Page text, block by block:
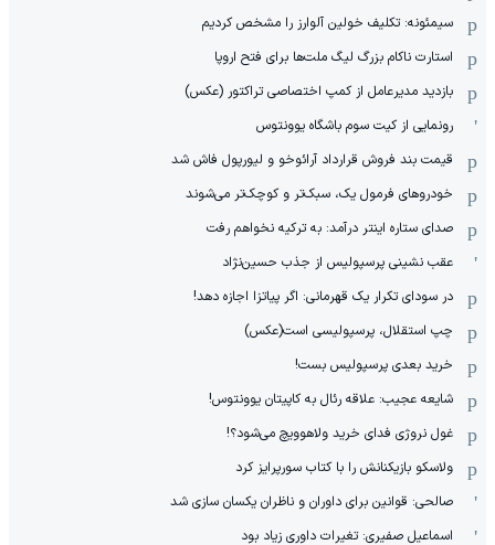
سیمئونه: تکلیف خولین آلوارز را مشخص کردیم
استارت ناکام بزرگ لیگ ملت‌ها برای فتح اروپا
بازدید مدیرعامل از کمپ اختصاصی تراکتور (عکس)
رونمایی از کیت سوم باشگاه یوونتوس
قیمت بند فروش قرارداد آرائوخو و لیورپول فاش شد
خودروهای فرمول یک، سبک‌تر و کوچک‌تر می‌شوند
صدای ستاره اینتر درآمد: به ترکیه نخواهم رفت
عقب نشینی پرسپولیس از جذب حسین‌نژاد
در سودای تکرار یک قهرمانی: اگر پیاتزا اجازه دهد!
چپ استقلال، پرسپولیسی است(عکس)
خرید بعدی پرسپولیس بست!
شایعه عجیب: علاقه رئال به کاپیتان یوونتوس!
غول نروژی فدای خرید ولاهوویچ می‌شود؟!
ولاسکو بازیکنانش را با کتاب سورپرایز کرد
صالحی: قوانین برای داوران و ناظران یکسان سازی شد
اسماعیل صفیری: تغیرات داوری زیاد بود